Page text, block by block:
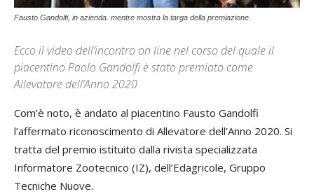
Fausto Gandolfi, in azienda. mentre mostra la targa della premiazione.
Ecco il video dell’incontro on line nel corso del quale il
piacentino Paolo Gandolfi è stato premiato come
Allevatore dell’Anno 2020
Com’è noto, è andato al piacentino Fausto Gandolfi
l’affermato riconoscimento di Allevatore dell’Anno 2020. Si
tratta del premio istituito dalla rivista specializzata
Informatore Zootecnico (IZ), dell’Edagricole, Gruppo
Tecniche Nuove.